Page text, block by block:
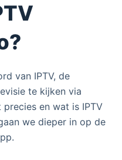
van IPTV, de
te kijken via
en wat is IPTV
we dieper in op de